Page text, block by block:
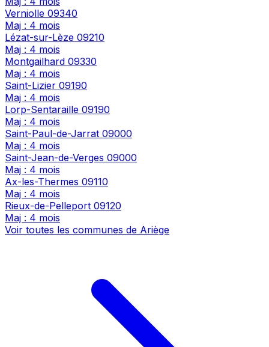
Verniolle 09340
Maj : 4 mois
Lézat-sur-Lèze 09210
Maj : 4 mois
Montgailhard 09330
Maj : 4 mois
Saint-Lizier 09190
Maj : 4 mois
Lorp-Sentaraille 09190
Maj : 4 mois
Saint-Paul-de-Jarrat 09000
Maj : 4 mois
Saint-Jean-de-Verges 09000
Maj : 4 mois
Ax-les-Thermes 09110
Maj : 4 mois
Rieux-de-Pelleport 09120
Maj : 4 mois
Voir toutes les communes de Ariège